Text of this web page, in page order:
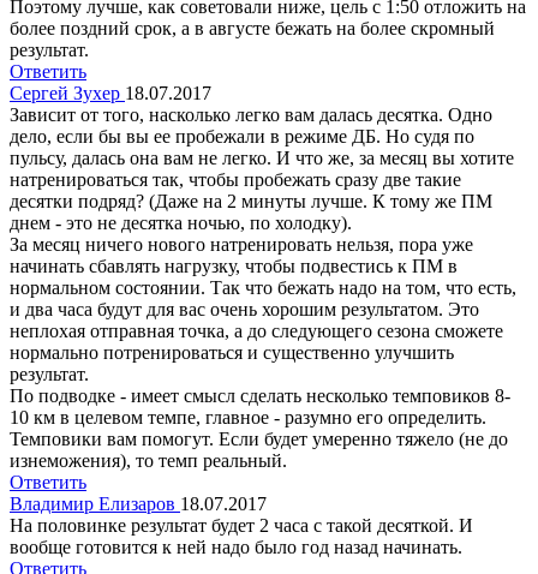
Поэтому лучше, как советовали ниже, цель с 1:50 отложить на
более поздний срок, а в августе бежать на более скромный
результат.
Ответить
Сергей Зухер 18.07.2017
Зависит от того, насколько легко вам далась десятка. Одно
дело, если бы вы ее пробежали в режиме ДБ. Но судя по
пульсу, далась она вам не легко. И что же, за месяц вы хотите
натренироваться так, чтобы пробежать сразу две такие
десятки подряд? (Даже на 2 минуты лучше. К тому же ПМ
днем - это не десятка ночью, по холодку).
За месяц ничего нового натренировать нельзя, пора уже
начинать сбавлять нагрузку, чтобы подвестись к ПМ в
нормальном состоянии. Так что бежать надо на том, что есть,
и два часа будут для вас очень хорошим результатом. Это
неплохая отправная точка, а до следующего сезона сможете
нормально потренироваться и существенно улучшить
результат.
По подводке - имеет смысл сделать несколько темповиков 8-
10 км в целевом темпе, главное - разумно его определить.
Темповики вам помогут. Если будет умеренно тяжело (не до
изнеможения), то темп реальный.
Ответить
Владимир Елизаров 18.07.2017
На половинке результат будет 2 часа с такой десяткой. И
вообще готовится к ней надо было год назад начинать.
Ответить